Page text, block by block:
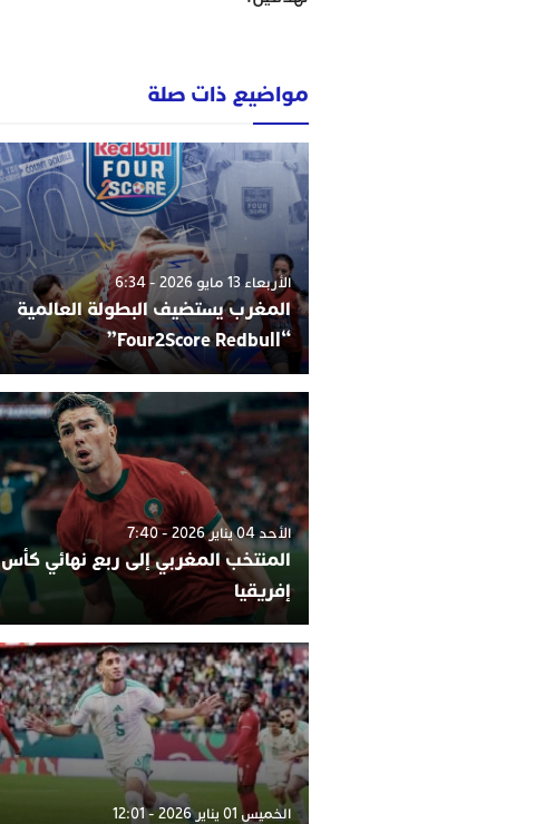
مواضيع ذات صلة
الأربعاء 13 مايو 2026 - 6:34
المغرب يستضيف البطولة العالمية
“Four2Score Redbull”
الأحد 04 يناير 2026 - 7:40
المنتخب المغربي إلى ربع نهائي كأس
إفريقيا
الخميس 01 يناير 2026 - 12:01